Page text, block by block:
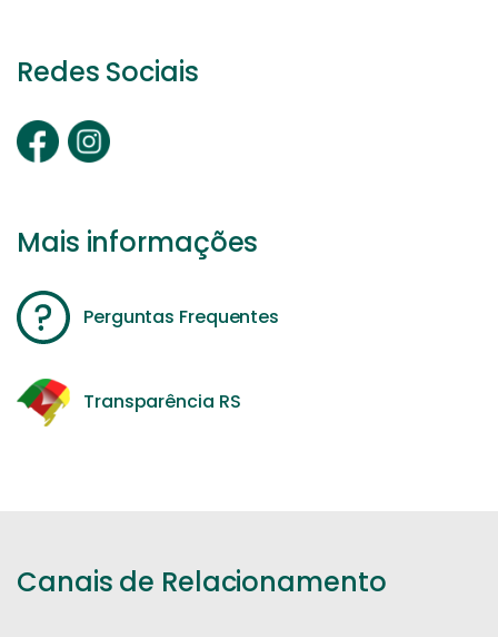
Redes Sociais
Mais informações
Perguntas Frequentes
Transparência RS
Canais de Relacionamento